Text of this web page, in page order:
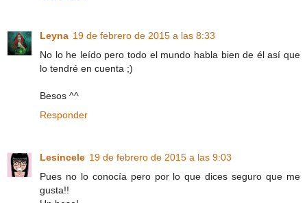
Leyna 19 de febrero de 2015 a las 8:33
No lo he leído pero todo el mundo habla bien de él así que
lo tendré en cuenta ;)
Besos ^^
Responder
Lesincele 19 de febrero de 2015 a las 9:03
Pues no lo conocía pero por lo que dices seguro que me
gusta!!